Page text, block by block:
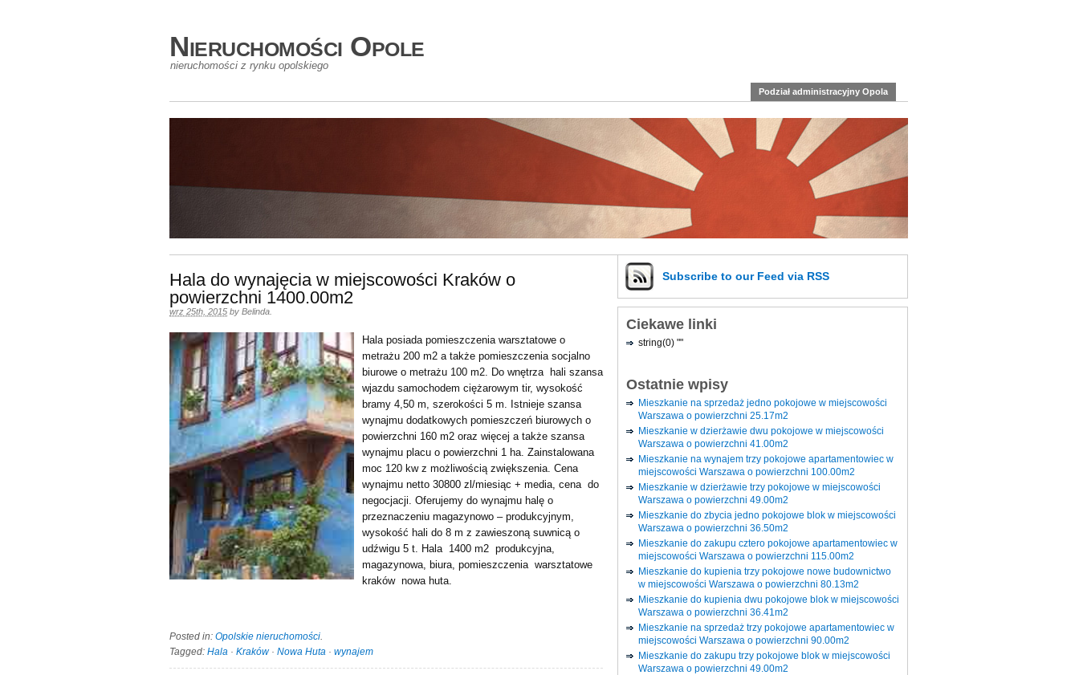
Nieruchomości Opole
nieruchomości z rynku opolskiego
Podział administracyjny Opola
Hala do wynajęcia w miejscowości Kraków o
powierzchni 1400.00m2
wrz 25th, 2015 by Belinda
Hala posiada pomieszczenia warsztatowe o
metrażu 200 m2 a także pomieszczenia socjalno
biurowe o metrażu 100 m2. Do wnętrza hali szansa
wjazdu samochodem ciężarowym tir, wysokość
bramy 4,50 m, szerokości 5 m. Istnieje szansa
wynajmu dodatkowych pomieszczeń biurowych o
powierzchni 160 m2 oraz więcej a także szansa
wynajmu placu o powierzchni 1 ha. Zainstalowana
moc 120 kw z możliwością zwiększenia. Cena
wynajmu netto 30800 zl/miesiąc + media, cena do
negocjacji. Oferujemy do wynajmu halę o
przeznaczeniu magazynowo – produkcyjnym,
wysokość hali do 8 m z zawieszoną suwnicą o
udźwigu 5 t. Hala 1400 m2 produkcyjna,
magazynowa, biura, pomieszczenia warsztatowe
kraków nowa huta.
Posted in: Opolskie nieruchomości.
Tagged: Hala · Kraków· Nowa Huta · wynajem
Subscribe to our Feed via RSS
Ciekawe linki
string(0) ""
Ostatnie wpisy
Mieszkanie na sprzedaż jedno pokojowe w miejscowości
Warszawa o powierzchni 25.17m2
Mieszkanie w dzierżawie dwu pokojowe w miejscowości
Warszawa o powierzchni 41.00m2
Mieszkanie na wynajem trzy pokojowe apartamentowiec w
miejscowości Warszawa o powierzchni 100.00m2
Mieszkanie w dzierżawie trzy pokojowe w miejscowości
Warszawa o powierzchni 49.00m2
Mieszkanie do zbycia jedno pokojowe blok w miejscowości
Warszawa o powierzchni 36.50m2
Mieszkanie do zakupu cztero pokojowe apartamentowiec w
miejscowości Warszawa o powierzchni 115.00m2
Mieszkanie do kupienia trzy pokojowe nowe budownictwo
w miejscowości Warszawa o powierzchni 80.13m2
Mieszkanie do kupienia dwu pokojowe blok w miejscowości
Warszawa o powierzchni 36.41m2
Mieszkanie na sprzedaż trzy pokojowe apartamentowiec w
miejscowości Warszawa o powierzchni 90.00m2
Mieszkanie do zakupu trzy pokojowe blok w miejscowości
Warszawa o powierzchni 49.00m2